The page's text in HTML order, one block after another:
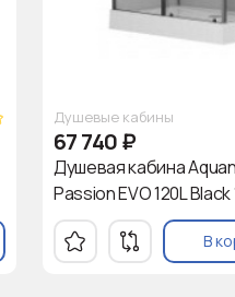
Душевые кабины
67 740₽
Душевая кабина
Passion EVO 120L Black
В